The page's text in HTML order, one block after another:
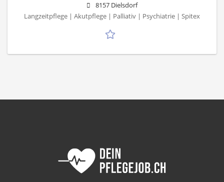
8157 Dielsdorf
Langzeitpflege | Akutpflege | Palliativ | Psychiatrie | Spitex